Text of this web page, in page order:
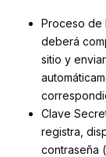
Proceso de
deberá
sitio y
Clave
registra,
contraseña